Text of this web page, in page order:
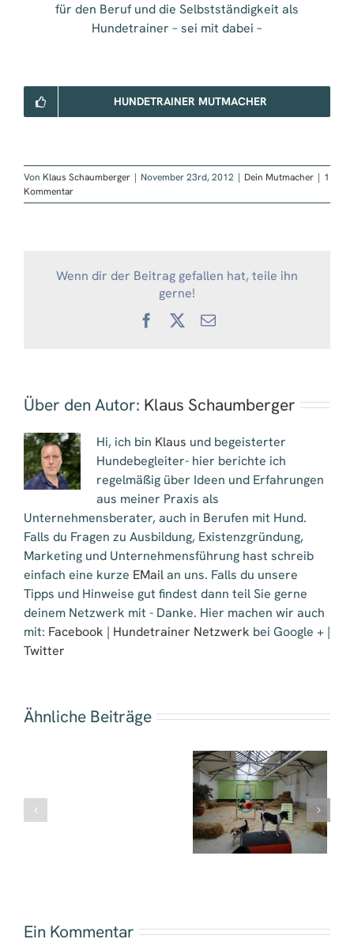
für den Beruf und die Selbstständigkeit als
Hundetrainer – sei mit dabei –
HUNDETRAINER MUTMACHER
Von Klaus Schaumberger | November 23rd, 2012 | Dein Mutmacher | 1
Kommentar
Wenn dir der Beitrag gefallen hat, teile ihn
gerne!
FacebookE-
Über den Autor: Klaus Schaumberger
Hi, ich bin Klaus und begeisterter
Hundebegleiter- hier berichte ich
regelmäßig über Ideen und Erfahrungen
aus meiner Praxis als
Unternehmensberater, auch in Berufen mit Hund.
Falls du Fragen zu Ausbildung, Existenzgründung,
Marketing und Unternehmensführung hast schreib
einfach eine kurze EMailan uns. Falls du unsere
Tipps und Hinweise gut findest dann teil Sie gerne
deinem Netzwerk mit - Danke. Hier machen wir auch
mit: Facebook | Hundetrainer Netzwerk bei Google + |
Twitter
Ähnliche Beiträge
Mutmacher Bernd
Sessinghaus
Ein Kommentar